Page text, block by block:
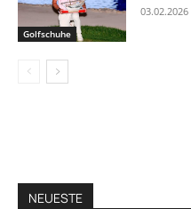
Golfschuhe
03.02.2026
NEUESTE